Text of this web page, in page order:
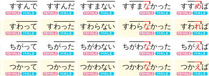
すすんで すすんだ すす ま ない すす ま なかった すすめば
すわって すわった すわらない すわらなかった すわれば
ちがって ちがった ちがわない ちがわなかった ちがえば
つかって つかった つかわない つかわなかった つかえば